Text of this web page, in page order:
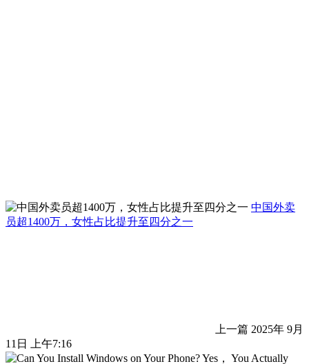
中国外卖
员超1400万，女性占比提升至四分之一
上一篇 2025年 9月
11日 上午7:16